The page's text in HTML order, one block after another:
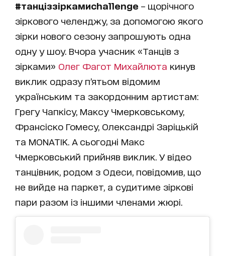
#танціззіркамиchallenge – щорічного
зіркового челенджу, за допомогою якого
зірки нового сезону запрошують одна
одну у шоу. Вчора учасник «Танців з
зірками» Олег Фагот Михайлюта кинув
виклик одразу п’ятьом відомим
українським та закордонним артистам:
Грегу Чапкісу, Максу Чмерковському,
Франсіско Гомесу, Олександрі Заріцькій
та MONATIK. А сьогодні Макс
Чмерковський прийняв виклик. У відео
танцівник, родом з Одеси, повідомив, що
не вийде на паркет, а судитиме зіркові
пари разом із іншими членами жюрі.